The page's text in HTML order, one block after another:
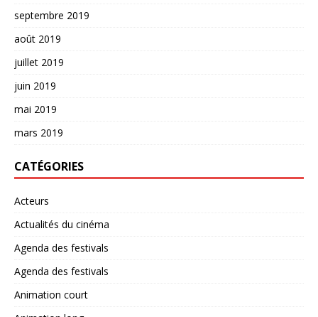
septembre 2019
août 2019
juillet 2019
juin 2019
mai 2019
mars 2019
CATÉGORIES
Acteurs
Actualités du cinéma
Agenda des festivals
Agenda des festivals
Animation court